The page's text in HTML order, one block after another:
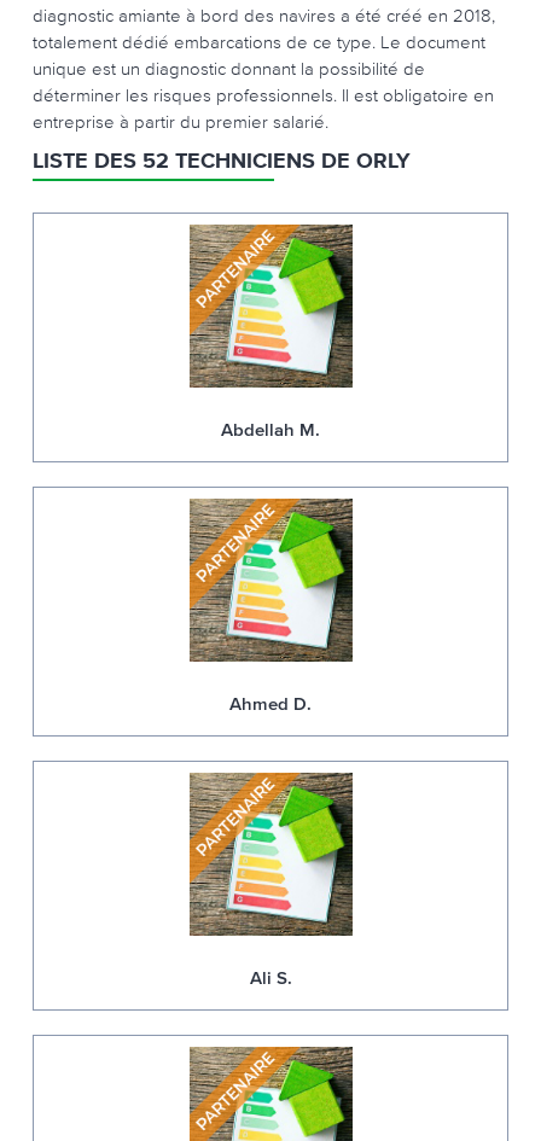
diagnostic amiante à bord des navires a été créé en 2018,
totalement dédié embarcations de ce type. Le document
unique est un diagnostic donnant la possibilité de
déterminer les risques professionnels. Il est obligatoire en
entreprise à partir du premier salarié.
LISTE DES 52 TECHNICIENS DE ORLY
Abdellah M.
Ahmed D.
Ali S.